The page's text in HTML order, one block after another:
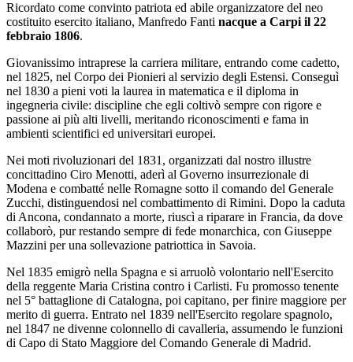
Ricordato come convinto patriota ed abile organizzatore del neo
costituito esercito italiano, Manfredo Fanti nacque a Carpi il 22
febbraio 1806.
Giovanissimo intraprese la carriera militare, entrando come cadetto,
nel 1825, nel Corpo dei Pionieri al servizio degli Estensi. Conseguì
nel 1830 a pieni voti la laurea in matematica e il diploma in
ingegneria civile: discipline che egli coltivò sempre con rigore e
passione ai più alti livelli, meritando riconoscimenti e fama in
ambienti scientifici ed universitari europei.
Nei moti rivoluzionari del 1831, organizzati dal nostro illustre
concittadino Ciro Menotti, aderì al Governo insurrezionale di
Modena e combatté nelle Romagne sotto il comando del Generale
Zucchi, distinguendosi nel combattimento di Rimini. Dopo la caduta
di Ancona, condannato a morte, riuscì a riparare in Francia, da dove
collaborò, pur restando sempre di fede monarchica, con Giuseppe
Mazzini per una sollevazione patriottica in Savoia.
Nel 1835 emigrò nella Spagna e si arruolò volontario nell'Esercito
della reggente Maria Cristina contro i Carlisti. Fu promosso tenente
nel 5° battaglione di Catalogna, poi capitano, per finire maggiore per
merito di guerra. Entrato nel 1839 nell'Esercito regolare spagnolo,
nel 1847 ne divenne colonnello di cavalleria, assumendo le funzioni
di Capo di Stato Maggiore del Comando Generale di Madrid.